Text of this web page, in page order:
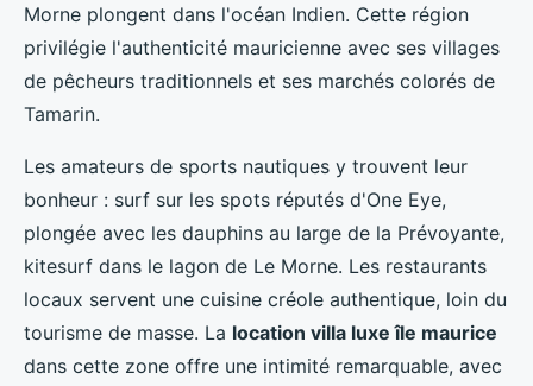
Morne plongent dans l'océan Indien. Cette région
privilégie l'authenticité mauricienne avec ses villages
de pêcheurs traditionnels et ses marchés colorés de
Tamarin.
Les amateurs de sports nautiques y trouvent leur
bonheur : surf sur les spots réputés d'One Eye,
plongée avec les dauphins au large de la Prévoyante,
kitesurf dans le lagon de Le Morne. Les restaurants
locaux servent une cuisine créole authentique, loin du
tourisme de masse. La location villa luxe île maurice
dans cette zone offre une intimité remarquable, avec